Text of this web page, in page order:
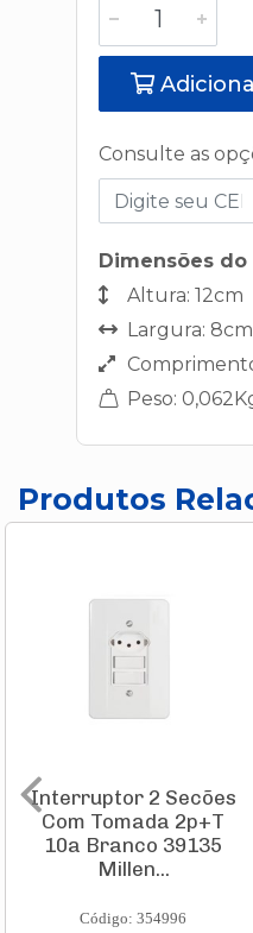
Consulte as
Dimensões
Altura: 12cm
Largura: 8cm
Peso:
Produtos
Interruptor 2 Secões
Com Tomada 2p+T
10a Branco 39135
Millen...
Código: 354996